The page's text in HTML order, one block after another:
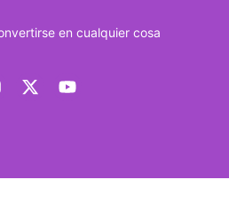
en cualquier cosa